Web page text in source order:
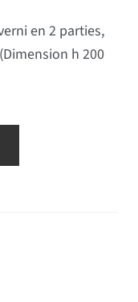
en 2 parties,
h 200